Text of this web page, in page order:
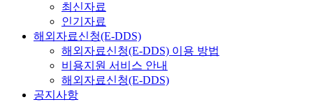
최신자료
인기자료
해외자료신청(E-DDS)
해외자료신청(E-DDS) 이용 방법
비용지원 서비스 안내
해외자료신청(E-DDS)
공지사항